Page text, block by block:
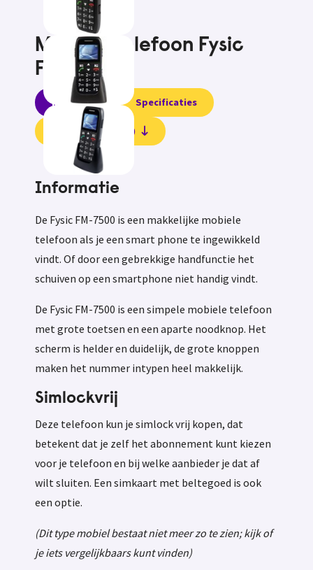
Mobiele telefoon Fysic
FM-7500
Informatie Specificaties
Beoordelingen (0)
Informatie
De Fysic FM-7500 is een makkelijke mobiele
telefoon als je een smart phone te ingewikkeld
vindt. Of door een gebrekkige handfunctie het
schuiven op een smartphone niet handig vindt.
De Fysic FM-7500 is een simpele mobiele telefoon
met grote toetsen en een aparte noodknop. Het
scherm is helder en duidelijk, de grote knoppen
maken het nummer intypen heel makkelijk.
Simlockvrij
Deze telefoon kun je simlock vrij kopen, dat
betekent dat je zelf het abonnement kunt kiezen
voor je telefoon en bij welke aanbieder je dat af
wilt sluiten. Een simkaart met beltegoed is ook
een optie.
(Dit type mobiel bestaat niet meer zo te zien; kijk of
je iets vergelijkbaars kunt vinden)